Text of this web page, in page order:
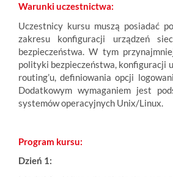
Warunki uczestnictwa:
Uczestnicy kursu muszą posiadać
zakresu konfiguracji urządzeń
bezpieczeństwa. W tym
polityki bezpieczeństwa, konfiguracji
routing’u, definiowania opcji
Dodatkowym wymaganiem jest
systemów operacyjnych Unix/Linux.
Program kursu:
Dzień 1: